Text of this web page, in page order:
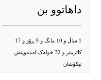
داهاتوو بن
1 ساڵ و 10 مانگ و 9 ڕۆژ و 17
کاتژمێر و 32 خوله‌ک له‌مه‌وپێش‌
تیکۆشان